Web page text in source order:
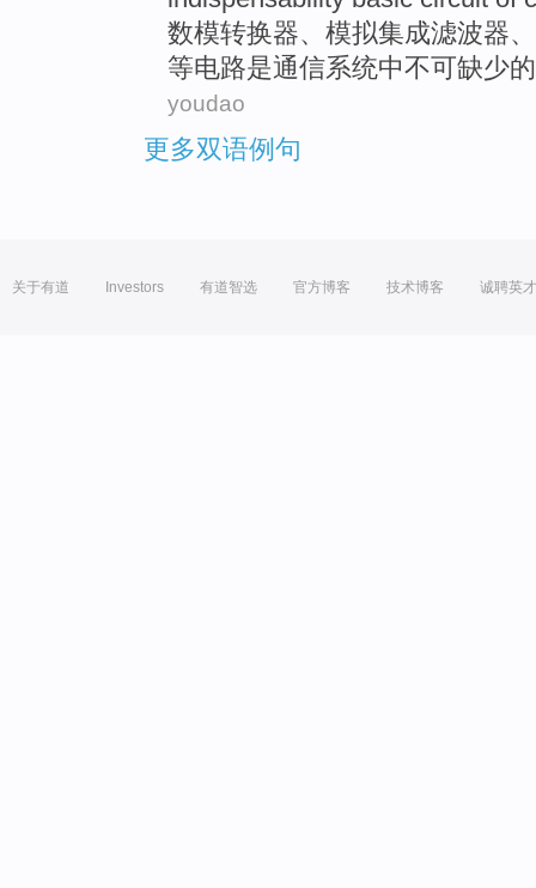
数模转换器、 模拟集成滤波器
等电路是通信系统中不可缺少的
youdao
更多双语例句
关于有道 Investors 有道智选 官方博客 技术博客 诚聘英才